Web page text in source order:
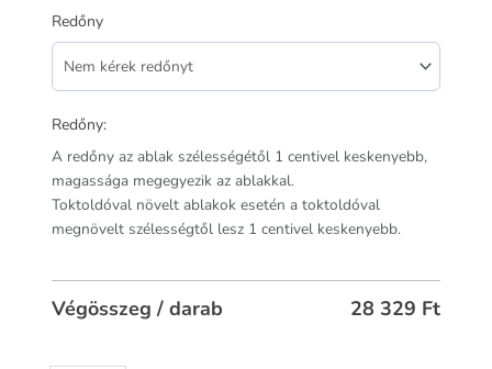
Redőny
Redőny:
A redőny az ablak szélességétől 1 centivel keskenyebb,
magassága megegyezik az ablakkal.
Toktoldóval növelt ablakok esetén a toktoldóval
megnövelt szélességtől lesz 1 centivel keskenyebb.
Végösszeg / darab 28 329 Ft